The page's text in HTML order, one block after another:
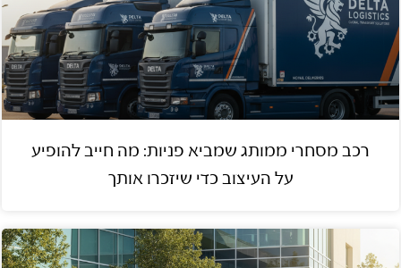
רכב מסחרי ממותג שמביא פניות: מה חייב להופיע
על העיצוב כדי שיזכרו אותך